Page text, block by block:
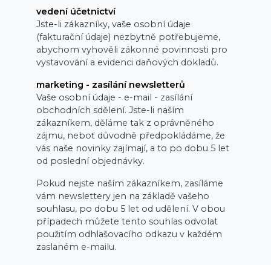
vedení účetnictví
Jste-li zákazníky, vaše osobní údaje
(fakturační údaje) nezbytně potřebujeme,
abychom vyhověli zákonné povinnosti pro
vystavování a evidenci daňových dokladů.
marketing - zasílání newsletterů
Vaše osobní údaje - e-mail - zasílání
obchodních sdělení. Jste-li naším
zákazníkem, děláme tak z oprávněného
zájmu, neboť důvodně předpokládáme, že
vás naše novinky zajímají, a to po dobu 5 let
od poslední objednávky.
Pokud nejste naším zákazníkem, zasíláme
vám newslettery jen na základě vašeho
souhlasu, po dobu 5 let od udělení. V obou
případech můžete tento souhlas odvolat
použitím odhlašovacího odkazu v každém
zaslaném e-mailu.